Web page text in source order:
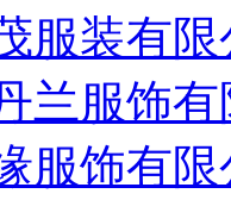
服装有限
兰服饰
服饰有限